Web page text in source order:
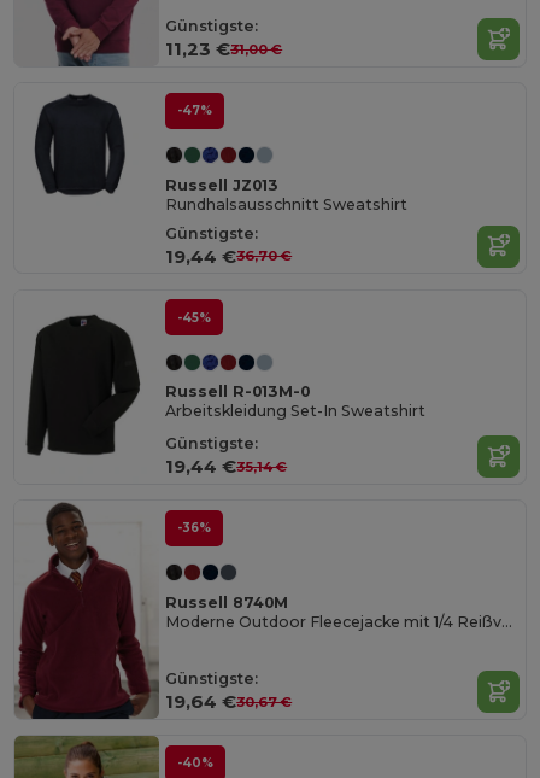
Günstigste:
11,23 €31,00 €
-47%
Russell JZ013
Rundhalsausschnitt Sweatshirt
Günstigste:
19,44 €36,70 €
-45%
Russell R-013M-0
Arbeitskleidung Set-In Sweatshirt
Günstigste:
19,44 €35,14 €
-36%
Russell 8740M
Moderne Outdoor Fleecejacke mit 1/4 Reißverschluss
Günstigste:
19,64 €30,67 €
-40%